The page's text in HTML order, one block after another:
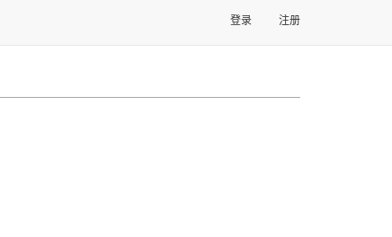
登录 注册